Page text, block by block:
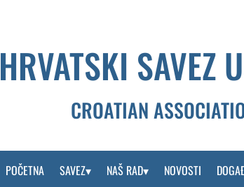
HRVATSKI SAVEZ
CROATIAN
POČETNA SAVEZ NAŠ RAD NOVOSTI